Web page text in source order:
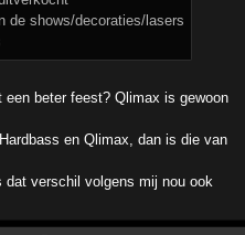
de shows/decoraties/lasers
beter feest? Qlimax is gewoon
en Qlimax, dan is die van
verschil volgens mij nou ook